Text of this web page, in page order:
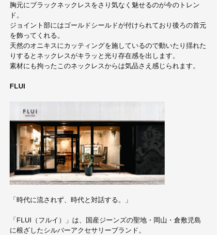
胸元にブラックネックレスをさり気なく魅せるのが今のトレン
ド。
ジョイント部にはゴールドシールドが付けられており後ろの首元
を飾ってくれる。
天然のオニキスにカッティングを施しているので動いたり揺れた
りするとネックレスがキラッと光り存在感を出します。
素材にも拘ったこのネックレスからは気品さえ感じられます。
FLUI
「時代に流されず、時代と対話する。」
「FLUI（フルイ）」は、国産ジーンズの聖地・岡山・倉敷児島
に根ざしたシルバーアクセサリーブランド。